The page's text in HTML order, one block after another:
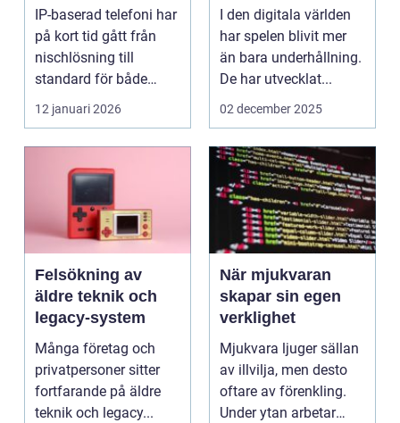
IP-baserad telefoni har
på kort tid gått från
nischlösning till
standard för både
företag och privat...
12 januari 2026
I den digitala världen
har spelen blivit mer
än bara underhållning.
De har utvecklat...
02 december 2025
Felsökning av
äldre teknik och
legacy-system
Många företag och
privatpersoner sitter
fortfarande på äldre
teknik och legacy...
När mjukvaran
skapar sin egen
verklighet
Mjukvara ljuger sällan
av illvilja, men desto
oftare av förenkling.
Under ytan arbetar